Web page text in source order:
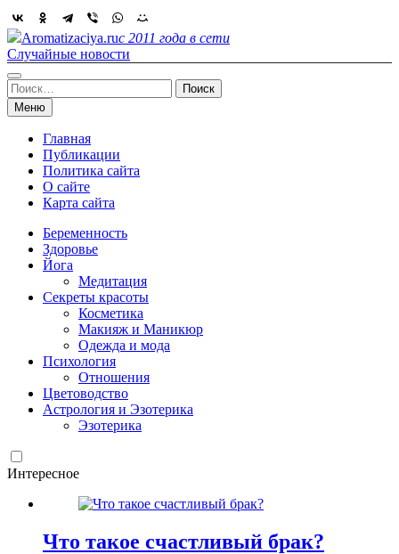
Skip
to
content
Aromatizaciya.ruс 2011 года в сети
Случайные новости
Найти:
Меню
Главная
Публикации
Политика сайта
О сайте
Карта сайта
Беременность
Здоровье
Йога
Медитация
Секреты красоты
Косметика
Макияж и Маникюр
Одежда и мода
Психология
Отношения
Цветоводство
Астрология и Эзотерика
Эзотерика
Интересное
Что такое счастливый брак?